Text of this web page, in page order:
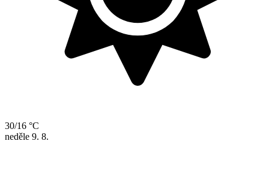
30/16 °C
neděle 9. 8.